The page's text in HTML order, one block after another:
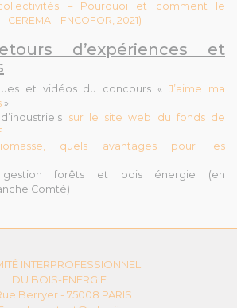
– Pourquoi et comment le
– FNCOFOR, 2021)
d’expériences et
et vidéos du concours « J’aime ma
»
sur le site web du fonds de
quels avantages pour les
forêts et bois énergie (en
Comté)
INTERPROFESSIONNEL
DU BOIS-ENERGIE
Berryer - 75008 PARIS